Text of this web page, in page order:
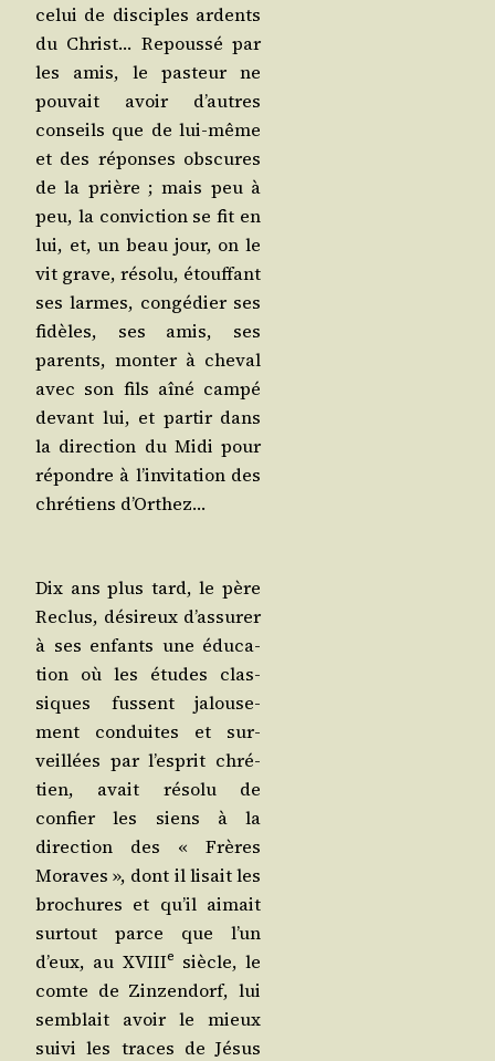
celui de dis­ciples ardents
du Christ… Repous­sé par
les amis, le pas­teur ne
pou­vait avoir d’autres
conseils que de lui-même
et des réponses obs­cures
de la prière ; mais peu à
peu, la convic­tion se fit en
lui, et, un beau jour, on le
vit grave, réso­lu, étouf­fant
ses larmes, congé­dier ses
fidèles, ses amis, ses
parents, mon­ter à che­val
avec son fils aîné cam­pé
devant lui, et par­tir dans
la direc­tion du Midi pour
répondre à l’in­vi­ta­tion des
chré­tiens d’Orthez…
Dix ans plus tard, le père
Reclus, dési­reux d’as­su­rer
à ses enfants une édu­ca­
tion où les études clas­
siques fussent jalou­se­
ment conduites et sur­
veillées par l’es­prit chré­
tien, avait réso­lu de
confier les siens à la
direc­tion des « Frères
Moraves », dont il lisait les
bro­chures et qu’il aimait
sur­tout parce que l’un
d’eux, au XVIIIe siècle, le
comte de Zin­zen­dorf, lui
sem­blait avoir le mieux
sui­vi les traces de Jésus